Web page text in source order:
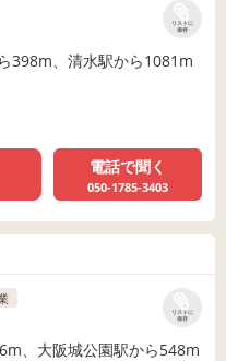
リストに
保存
398m、清水駅から1081m
電話で聞く
050-1785-3403
リストに
保存
、大阪城公園駅から548m